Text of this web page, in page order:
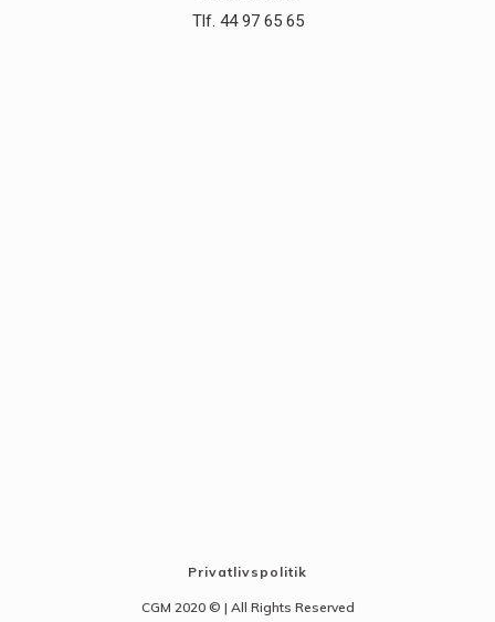
Tlf. 44 97 65 65
Privatlivspolitik
CGM 2020 ©​ | All Rights Reserved